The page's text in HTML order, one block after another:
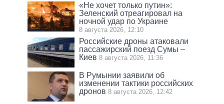
«Не хочет только путин»:
Зеленский отреагировал на
ночной удар по Украине
8 августа 2026, 12:10
Российские дроны атаковали
пассажирский поезд Сумы –
Киев 8 августа 2026, 11:36
В Румынии заявили об
изменении тактики российских
дронов 8 августа 2026, 12:42